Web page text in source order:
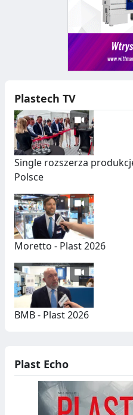
Plastech TV
Single rozszerza
Polsce
Moretto - Plast 2026
BMB - Plast 2026
Plast Echo